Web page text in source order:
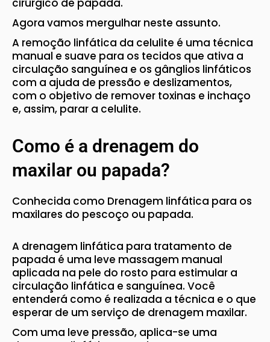
cirúrgico de papada.
Agora vamos mergulhar neste assunto.
A remoção linfática da celulite é uma técnica
manual e suave para os tecidos que ativa a
circulação sanguínea e os gânglios linfáticos
com a ajuda de pressão e deslizamentos,
com o objetivo de remover toxinas e inchaço
e, assim, parar a celulite.
Como é a drenagem do
maxilar ou papada?
Conhecida como Drenagem linfática para os
maxilares do pescoço ou papada.
A drenagem linfática para tratamento de
papada é uma leve massagem manual
aplicada na pele do rosto para estimular a
circulação linfática e sanguínea. Você
entenderá como é realizada a técnica e o que
esperar de um serviço de drenagem maxilar.
Com uma leve pressão, aplica-se uma